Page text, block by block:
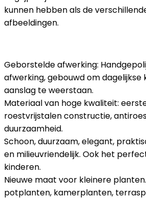
kunnen hebben als de
afbeeldingen.
Geborstelde afwerking:
afwerking, gebouwd om dagelijkse
aanslag te weerstaan.
Materiaal van hoge kwaliteit:
roestvrijstalen constructie,
duurzaamheid.
Schoon, duurzaam, elegant,
en milieuvriendelijk. Ook het
kinderen.
Nieuwe maat voor kleinere
potplanten, kamerplanten,